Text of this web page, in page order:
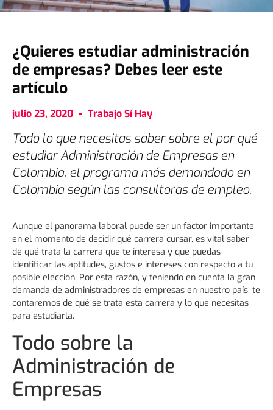
¿Quieres estudiar administración
de empresas? Debes leer este
artículo
julio 23, 2020 Trabajo Sí Hay
Todo lo que necesitas saber sobre el por qué
estudiar Administración de Empresas en
Colombia, el programa más demandado en
Colombia según las consultoras de empleo.
Aunque el panorama laboral puede ser un factor importante
en el momento de decidir qué carrera cursar, es vital saber
de qué trata la carrera que te interesa y que puedas
identificar las aptitudes, gustos e intereses con respecto a tu
posible elección. Por esta razón, y teniendo en cuenta la gran
demanda de administradores de empresas en nuestro país, te
contaremos de qué se trata esta carrera y lo que necesitas
para estudiarla.
Todo sobre la
Administración de
Empresas